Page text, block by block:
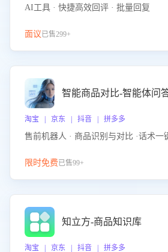
AI工具 · 快捷高效回评 · 批量回复
面议已售299+
智能商品对比-智能体问
淘宝 | 京东 | 抖音 | 拼多多
售前机器人 · 商品识别与对比 ·话术一
限时免费已售99+
知立方-商品知识库
淘宝 | 京东 | 抖音 | 拼多多